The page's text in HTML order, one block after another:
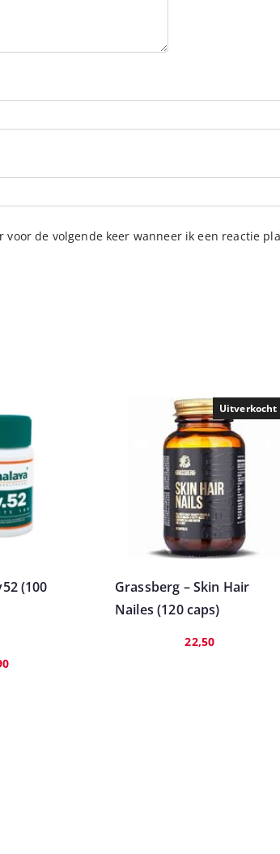
de volgende keer wanneer ik een reactie
(100
Uitverkocht
Grassberg – Skin Hair
Nailes (120 caps)
22,50